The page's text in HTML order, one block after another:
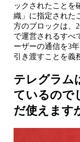
ックされたことを
織」に指定された
方のブロックは、
で運営されるすべ
ーザーの通信を3
引き渡すことを義
テレグラム
ているので
だ使えます